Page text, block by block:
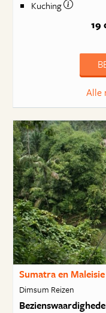
Kuching
19
Alle
Sumatra en Maleisie
Dimsum Reizen